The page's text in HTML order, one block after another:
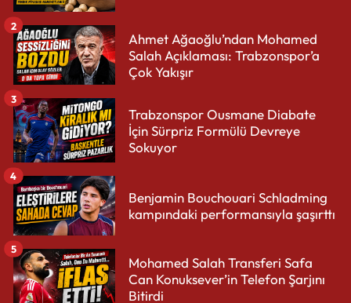
Ahmet Ağaoğlu’ndan Mohamed
Salah Açıklaması: Trabzonspor’a
Çok Yakışır
2
Trabzonspor Ousmane Diabate
İçin Sürpriz Formülü Devreye
Sokuyor
3
Benjamin Bouchouari Schladming
kampındaki performansıyla şaşırttı
4
Mohamed Salah Transferi Safa
Can Konuksever’in Telefon Şarjını
Bitirdi
5